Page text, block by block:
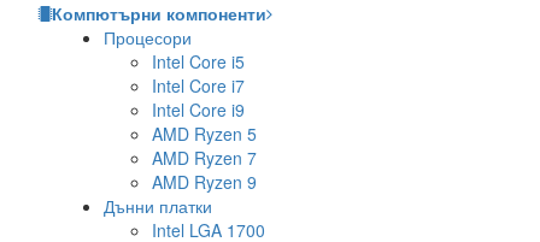
Компютърни компоненти
Процесори
Intel Core i5
Intel Core i7
Intel Core i9
AMD Ryzen 5
AMD Ryzen 7
AMD Ryzen 9
Дънни платки
Intel LGA 1700